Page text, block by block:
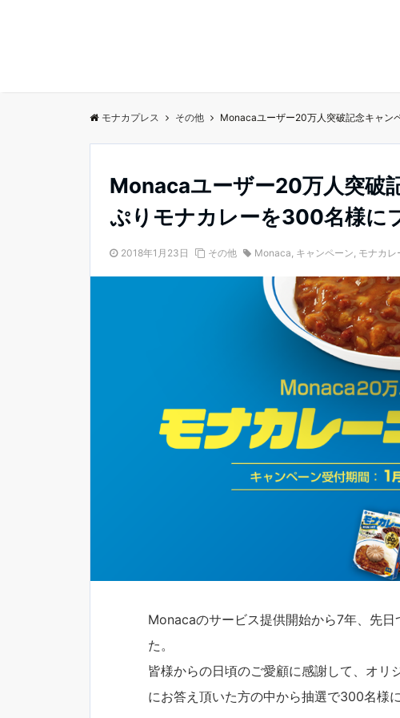
モナカプレス その他 Monacaユーザー20万人突破記念キャン
Monacaユーザー20万人突破
ぷりモナカレーを300名様に
2018年1月23日 その他 Monaca, キャンペーン, モナカレ
Monacaのサービス提供開始から7年、先
た。
皆様からの日頃のご愛顧に感謝して、オ
にお答え頂いた方の中から抽選で300名様